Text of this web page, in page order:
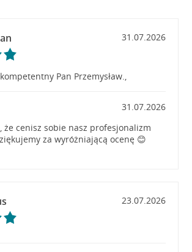
31.07.2026
Pan Przemysław.,
31.07.2026
że cenisz sobie nasz profesjonalizm
za wyróżniającą ocenę 😊
23.07.2026